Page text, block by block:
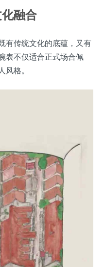
化融合
有传统文化的底蕴，又有
表不仅适合正式场合佩
格。